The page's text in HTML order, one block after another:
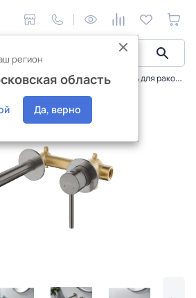
Смесители Смеситель для раковины Aquatek Европа настенный, внешняя и скрытая часть AQ1313BGM
регион
область
Да, верно